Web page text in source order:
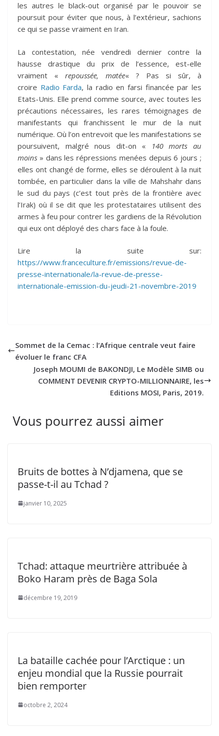
les autres le black-out organisé par le pouvoir se
poursuit pour éviter que nous, à l’extérieur, sachions
ce qui se passe vraiment en Iran.
La contestation, née vendredi dernier contre la
hausse drastique du prix de l’essence, est-elle
vraiment « repoussée, matée« ? Pas si sûr, à
croire Radio Farda, la radio en farsi financée par les
Etats-Unis. Elle prend comme source, avec toutes les
précautions nécessaires, les rares témoignages de
manifestants qui franchissent le mur de la nuit
numérique. Où l’on entrevoit que les manifestations se
poursuivent, malgré nous dit-on «
140 morts au
moins » dans les répressions menées depuis 6 jours ;
elles ont changé de forme, elles se déroulent à la nuit
tombée, en particulier dans la ville de Mahshahr dans
le sud du pays (c’est tout près de la frontière avec
l’Irak) où il se dit que les protestataires utilisent des
armes à feu pour contrer les gardiens de la Révolution
qui eux ont déployé des chars face à la foule.
Lire la suite sur:
https://www.franceculture.fr/emissions/revue-de-
presse-internationale/la-revue-de-presse-
internationale-emission-du-jeudi-21-novembre-2019
Sommet de la Cemac : l’Afrique centrale veut faire
évoluer le franc CFA
Joseph MOUMI de BAKONDJI, Le Modèle SIMB ou
COMMENT DEVENIR CRYPTO-MILLIONNAIRE, les
Editions MOSI, Paris, 2019.
Vous pourrez aussi aimer
Bruits de bottes à N’djamena, que se
passe-t-il au Tchad ?
janvier 10, 2025
Tchad: attaque meurtrière attribuée à
Boko Haram près de Baga Sola
décembre 19, 2019
La bataille cachée pour l’Arctique : un
enjeu mondial que la Russie pourrait
bien remporter
octobre 2, 2024